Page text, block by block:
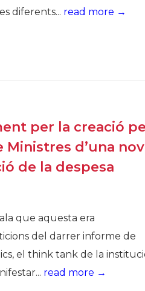
diferents... read more →
per la creació
d’una
de la despesa
que aquesta era
del darrer informe de
el think tank de la
read more →